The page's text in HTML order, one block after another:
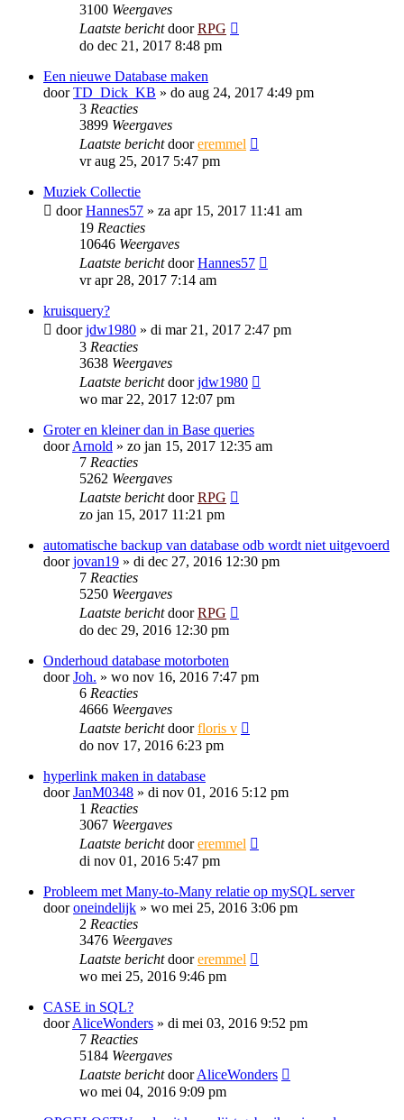
3100 Weergaves
Laatste berichtdoorRPG
do dec 21, 2017 8:48 pm
Een nieuwe Database maken
doorTD_Dick_KB » do aug 24, 2017 4:49 pm
3 Reacties
3899 Weergaves
Laatste berichtdooreremmel
vr aug 25, 2017 5:47 pm
Muziek Collectie
doorHannes57 » za apr 15, 2017 11:41 am
19 Reacties
10646 Weergaves
Laatste berichtdoorHannes57
vr apr 28, 2017 7:14 am
kruisquery?
doorjdw1980 » di mar 21, 2017 2:47 pm
3 Reacties
3638 Weergaves
Laatste berichtdoorjdw1980
wo mar 22, 2017 12:07 pm
Groter en kleiner dan in Base queries
doorArnold » zo jan 15, 2017 12:35 am
7 Reacties
5262 Weergaves
Laatste berichtdoorRPG
zo jan 15, 2017 11:21 pm
automatische backup van database odb wordt niet uitgevoerd
doorjovan19 » di dec 27, 2016 12:30 pm
7 Reacties
5250 Weergaves
Laatste berichtdoorRPG
do dec 29, 2016 12:30 pm
Onderhoud database motorboten
doorJoh. » wo nov 16, 2016 7:47 pm
6 Reacties
4666 Weergaves
Laatste berichtdoorfloris v
do nov 17, 2016 6:23 pm
hyperlink maken in database
doorJanM0348 » di nov 01, 2016 5:12 pm
1 Reacties
3067 Weergaves
Laatste berichtdooreremmel
di nov 01, 2016 5:47 pm
Probleem met Many-to-Many relatie op mySQL server
dooroneindelijk » wo mei 25, 2016 3:06 pm
2 Reacties
3476 Weergaves
Laatste berichtdooreremmel
wo mei 25, 2016 9:46 pm
CASE in SQL?
doorAliceWonders » di mei 03, 2016 9:52 pm
7 Reacties
5184 Weergaves
Laatste berichtdoorAliceWonders
wo mei 04, 2016 9:09 pm